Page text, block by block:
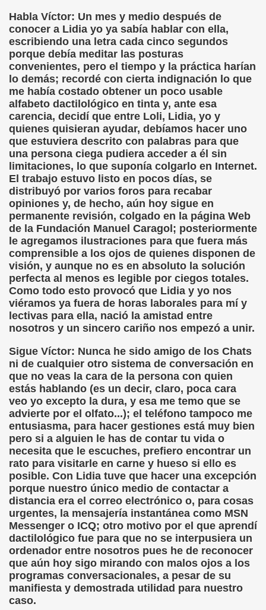
Habla Víctor: Un mes y medio después de
conocer a Lidia yo ya sabía hablar con ella,
escribiendo una letra cada cinco segundos
porque debía meditar las posturas
convenientes, pero el tiempo y la práctica harían
lo demás; recordé con cierta indignación lo que
me había costado obtener un poco usable
alfabeto dactilológico en tinta y, ante esa
carencia, decidí que entre Loli, Lidia, yo y
quienes quisieran ayudar, debíamos hacer uno
que estuviera descrito con palabras para que
una persona ciega pudiera acceder a él sin
limitaciones, lo que suponía colgarlo en Internet.
El trabajo estuvo listo en pocos días, se
distribuyó por varios foros para recabar
opiniones y, de hecho, aún hoy sigue en
permanente revisión, colgado en la página Web
de la Fundación Manuel Caragol; posteriormente
le agregamos ilustraciones para que fuera más
comprensible a los ojos de quienes disponen de
visión, y aunque no es en absoluto la solución
perfecta al menos es legible por ciegos totales.
Como todo esto provocó que Lidia y yo nos
viéramos ya fuera de horas laborales para mí y
lectivas para ella, nació la amistad entre
nosotros y un sincero cariño nos empezó a unir.
Sigue Víctor: Nunca he sido amigo de los Chats
ni de cualquier otro sistema de conversación en
que no veas la cara de la persona con quien
estás hablando (es un decir, claro, poca cara
veo yo excepto la dura, y esa me temo que se
advierte por el olfato...); el teléfono tampoco me
entusiasma, para hacer gestiones está muy bien
pero si a alguien le has de contar tu vida o
necesita que le escuches, prefiero encontrar un
rato para visitarle en carne y hueso si ello es
posible. Con Lidia tuve que hacer una excepción
porque nuestro único medio de contactar a
distancia era el correo electrónico o, para cosas
urgentes, la mensajería instantánea como MSN
Messenger o ICQ; otro motivo por el que aprendí
dactilológico fue para que no se interpusiera un
ordenador entre nosotros pues he de reconocer
que aún hoy sigo mirando con malos ojos a los
programas conversacionales, a pesar de su
manifiesta y demostrada utilidad para nuestro
caso.
Bayé)
(Enric Bayé)
Gila)
Casona)
(Roberto Enjuto)
Wells)
de Ciego (Camilo José Cela)
(Sergio Farràs)
Roig)
para Acunar un Sueño roto (F. Javier Bernal García)
Fernández del Campo)
Piedrahita)